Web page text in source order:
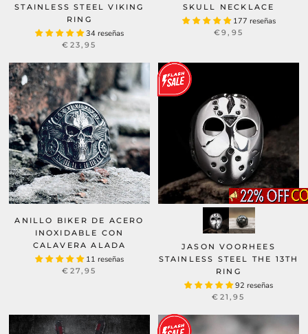
STAINLESS STEEL VIKING
RING
34 reseñas
€23,95
SKULL NECKLACE
177 reseñas
€9,95
ANILLO BIKER DE ACERO
INOXIDABLE CON
CALAVERA ALADA
11 reseñas
€27,95
JASON VOORHEES
STAINLESS STEEL THE 13TH
RING
92 reseñas
€21,95